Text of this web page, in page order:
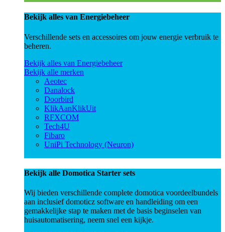
Bekijk alles van Energiebeheer
Verschillende sets en accessoires om jouw energie verbruik te
beheren.
Bekijk alles van Energiebeheer
Bekijk alle merken
Aeotec
Danalock
Doorbird
KlikAanKlikUit
RFXCOM
Tech4U
Fibaro
UniPi Technology (Neuron)
Bekijk alle Domotica Starter sets
Wij bieden verschillende complete domotica voordeelbundels
aan inclusief domoticz software en handleiding om een
gemakkelijke stap te maken met de basis beginselen van
huisautomatisering, neem snel een kijkje.